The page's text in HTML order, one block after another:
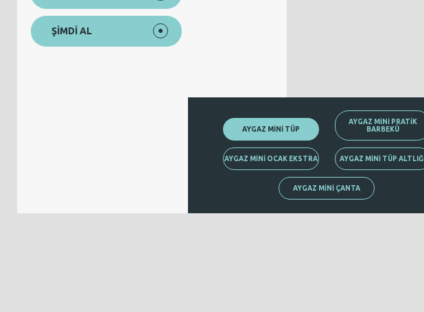
ŞİMDİ AL
AYGAZ MİNİ TÜP
AYGAZ MİNİ PRATİK
BARBEKÜ
AYGAZ MİNİ OCAK EKSTRA AYGAZ MİNİ TÜP ALTLIĞI
AYGAZ MİNİ ÇANTA